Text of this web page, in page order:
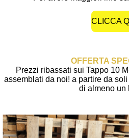
CLICCA
OFFERTA
Prezzi ribassati sui Tappo 10
assemblati da noi! a partire da
di almeno un